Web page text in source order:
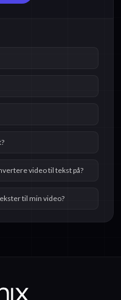
video til tekst på?
til min video?